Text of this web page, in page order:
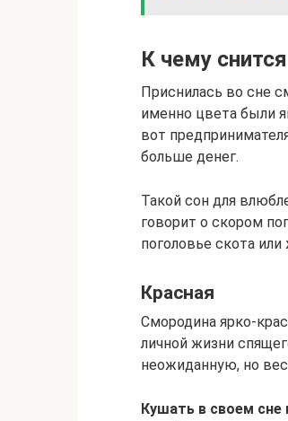
К чему
Приснилась во сне
именно цвета были
вот
больше денег.
Такой сон для
говорит о скором
поголовье скота
Красная
Смородина ярко-
личной жизни
неожиданную, но
Кушать в своем